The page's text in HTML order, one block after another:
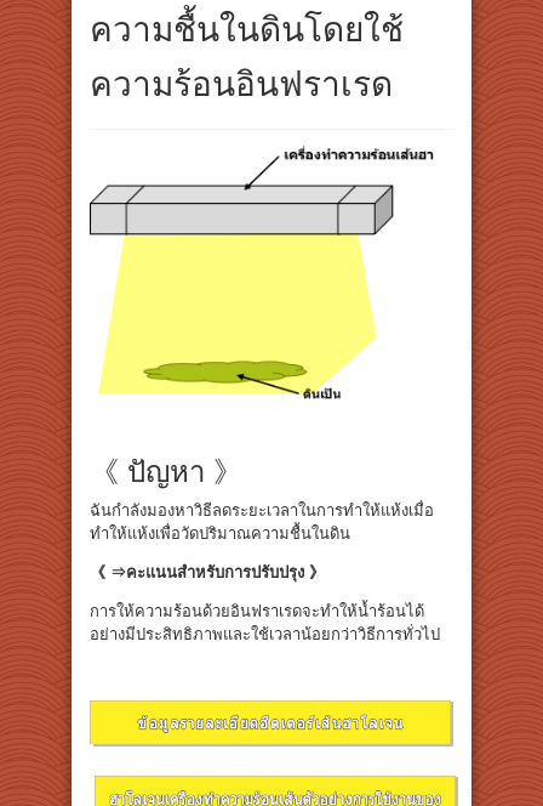
ความชื้นในดินโดยใช้
ความร้อนอินฟราเรด
《 ปัญหา 》
ฉันกำลังมองหาวิธีลดระยะเวลาในการทำให้แห้งเมื่อ
ทำให้แห้งเพื่อวัดปริมาณความชื้นในดิน
《 ⇒คะแนนสำหรับการปรับปรุง 》
การให้ความร้อนด้วยอินฟราเรดจะทำให้น้ำร้อนได้
อย่างมีประสิทธิภาพและใช้เวลาน้อยกว่าวิธีการทั่วไป